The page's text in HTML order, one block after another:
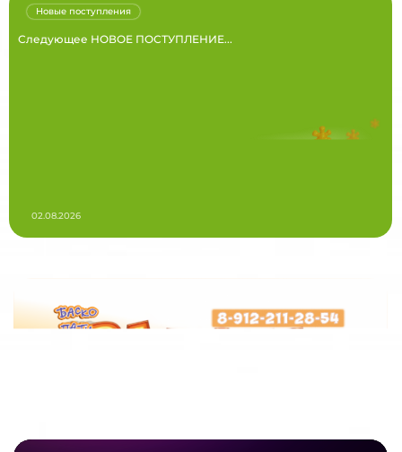
Следующее НОВОЕ ПОСТУПЛЕНИЕ...
Новые поступления
02.08.2026